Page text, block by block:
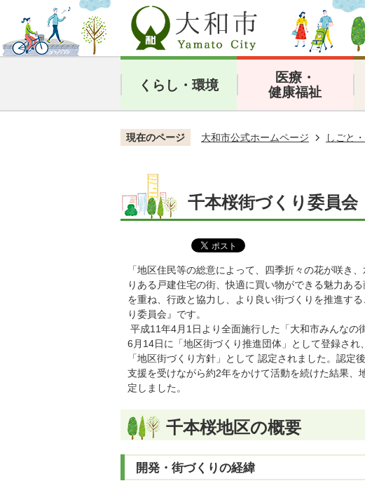
くらし・環境
医療・
健康福祉
現在のページ 大和市公式ホームページ しごと
千本桜街づくり委員会
「地区住民等の総意によって、四季折々の花が咲き
りある戸建住宅の街、快適に買い物ができる魅力あ
を重ね、行政と協力し、より良い街づくりを推進す
り委員会』です。
平成11年4月1日より全面施行した「大和市みんな
6月14日に「地区街づくり推進団体」として登録さ
「地区街づくり方針」として 認定されました。認
支援を受けながら約2年をかけて活動を続けた結果
定しました。
千本桜地区の概要
開発・街づくりの経緯